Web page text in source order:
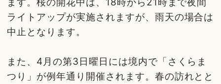
ライトアップが実施されますが、雨天の場合は
中止となります。
また、4月の第3日曜日には境内で「さくらま
つり」が例年通り開催されます。春の訪れとと